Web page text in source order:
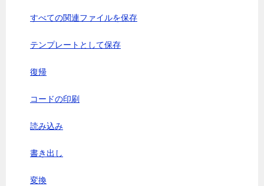
すべての関連ファイルを保存
テンプレートとして保存
復帰
コードの印刷
読み込み
書き出し
変換